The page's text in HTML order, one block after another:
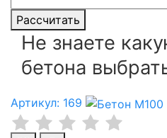
Рассчитать
Не знаете
бетона
Артикул: 169